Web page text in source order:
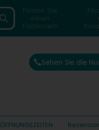
Finden Sie
einen
Fachmann
Sehen Sie die
ÖFFNUNGSZEITEN